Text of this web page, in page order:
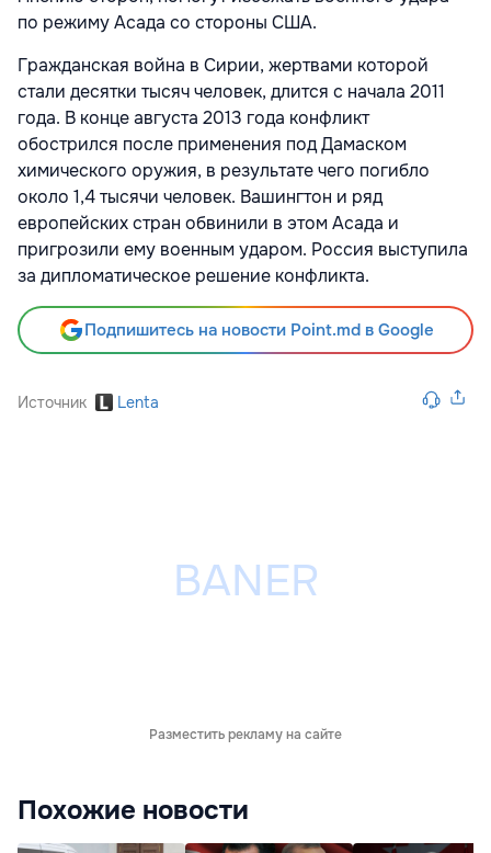
по режиму Асада со стороны США.
Гражданская война в Сирии, жертвами которой
стали десятки тысяч человек, длится с начала 2011
года. В конце августа 2013 года конфликт
обострился после применения под Дамаском
химического оружия, в результате чего погибло
около 1,4 тысячи человек. Вашингтон и ряд
европейских стран обвинили в этом Асада и
пригрозили ему военным ударом. Россия выступила
за дипломатическое решение конфликта.
Подпишитесь на новости Point.md в Google
Источник Lenta
Разместить рекламу на сайте
Похожие новости